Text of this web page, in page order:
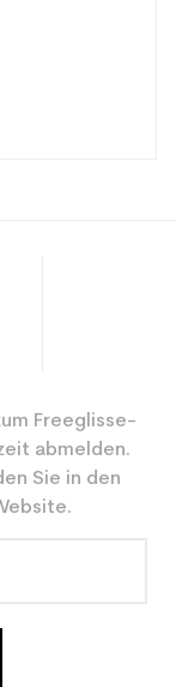
Freeglisse-
abmelden.
Sie in den